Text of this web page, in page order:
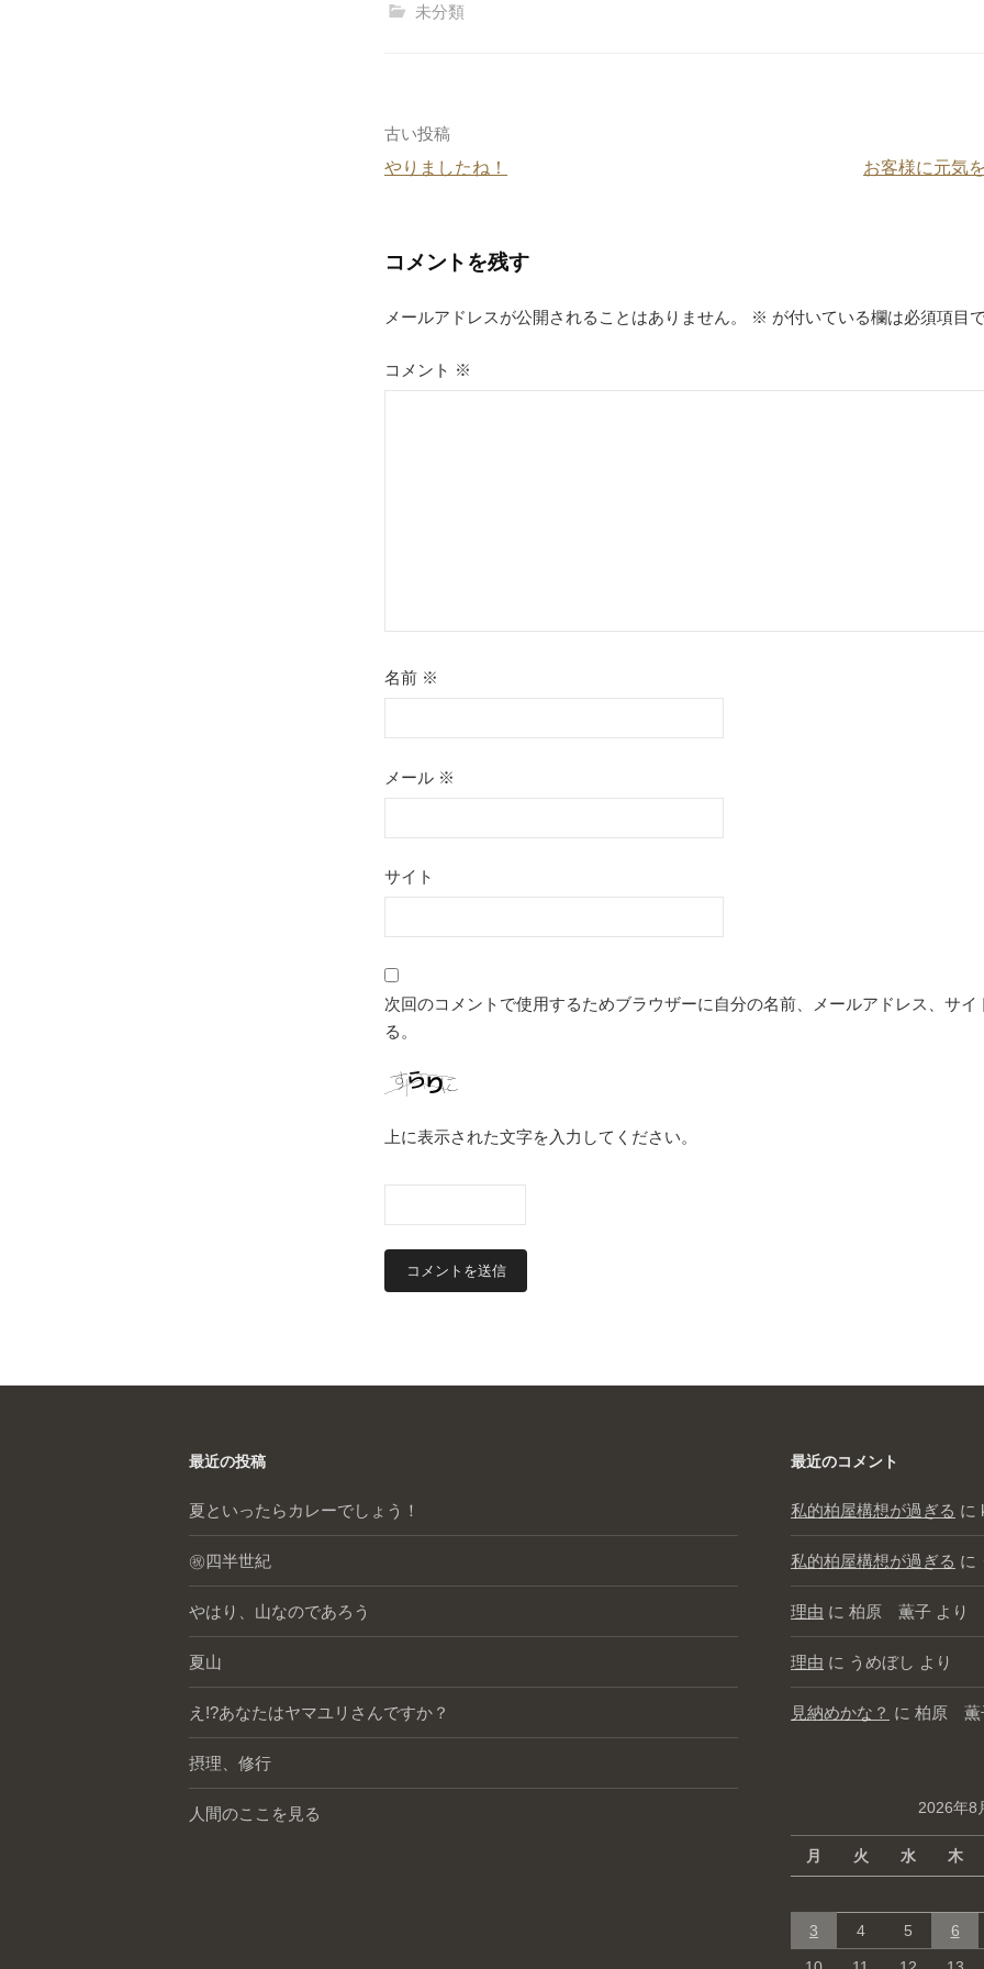
o
k
未分類
投
稿
ビ
ゲ
ー
古い投稿
やりましたね！
お客様に元気
コメントを残す
メールアドレスが公開されることはありません。 ※ が付いている欄は必須項目
コメント ※
名前 ※
メール ※
サイト
次回のコメントで使用するためブラウザーに自分の名前、メールアドレス、サイ
る。
上に表示された文字を入力してください。
最近の投稿
夏といったらカレーでしょう！
㊗️四半世紀
やはり、山なのであろう
夏山
え!?あなたはヤマユリさんですか？
摂理、修行
人間のここを見る
最近のコメント
私的柏屋構想が過ぎる に
私的柏屋構想が過ぎる に
理由 に 柏原 薫子 より
理由 に うめぼし より
見納めかな？ に 柏原 薫
2026年8
月 火 水 木
3 4 5 6